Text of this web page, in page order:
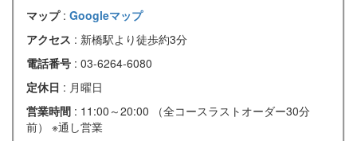
マップ : Googleマップ
アクセス : 新橋駅より徒歩約3分
電話番号 : 03-6264-6080
定休日 : 月曜日
営業時間 : 11:00～20:00 （全コースラストオーダー30分
前） ※通し営業